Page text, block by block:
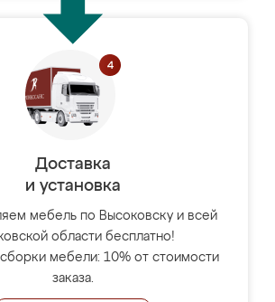
Доставка
и установка
мебель по Высоковску и всей
области бесплатно!
мебели: 10% от стоимости
заказа.